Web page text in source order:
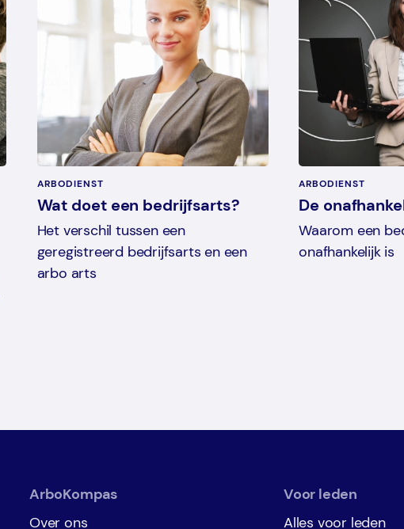
ARBODIENST
Wat doet een bedrijfsarts?
Het verschil tussen een
geregistreerd bedrijfsarts en een
arbo arts
ARBODIENST
De
Waarom een
onafhankelijk is
ArboKompas
Over ons
Voor leden
Alles voor leden